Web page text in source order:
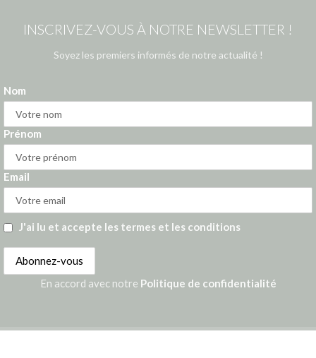
INSCRIVEZ-VOUS À NOTRE NEWSLETTER !
Soyez les premiers informés de notre actualité !
Nom
Prénom
Email
J'ai lu et accepte les termes et les conditions
En accord avec notre Politique de confidentialité